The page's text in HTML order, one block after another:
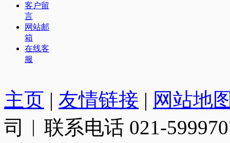
客户留
言
网站邮
箱
在线客
服
主页 | 友情链接 | 网站地
司︱联系电话 021-